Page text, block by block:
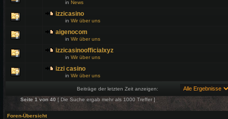
in News
izzicasino
in Wir über uns
aigenocom
in Wir über uns
izzicasinoofficialxyz
in Wir über uns
izzi casino
in Wir über uns
Beiträge der letzten Zeit anzeigen:
Seite 1 von40 [ Die Suche ergab mehr als 1000 Treffer ]
Foren-Übersicht